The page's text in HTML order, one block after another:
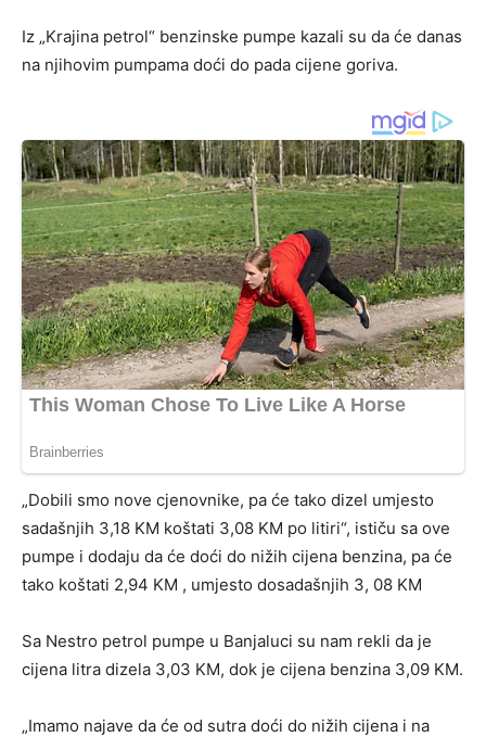
Iz „Krajina petrol“ benzinske pumpe kazali su da će danas
na njihovim pumpama doći do pada cijene goriva.
„Dobili smo nove cjenovnike, pa će tako dizel umjesto
sadašnjih 3,18 KM koštati 3,08 KM po litiri“, ističu sa ove
pumpe i dodaju da će doći do nižih cijena benzina, pa će
tako koštati 2,94 KM , umjesto dosadašnjih 3, 08 KM
Sa Nestro petrol pumpe u Banjaluci su nam rekli da je
cijena litra dizela 3,03 KM, dok je cijena benzina 3,09 KM.
„Imamo najave da će od sutra doći do nižih cijena i na